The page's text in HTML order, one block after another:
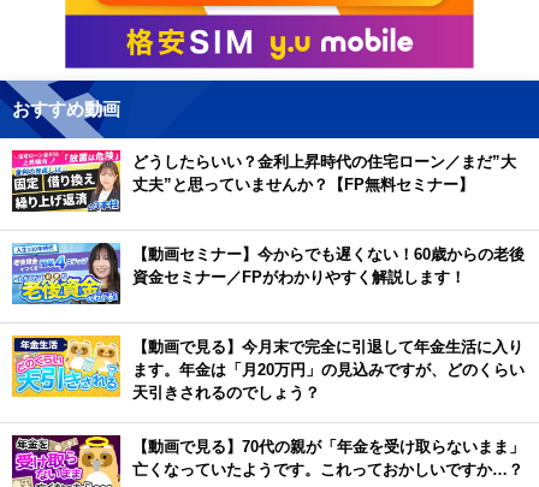
おすすめ動画
どうしたらいい？金利上昇時代の住宅ローン／まだ”大
丈夫”と思っていませんか？【FP無料セミナー】
【動画セミナー】今からでも遅くない！60歳からの老後
資金セミナー／FPがわかりやすく解説します！
【動画で見る】今月末で完全に引退して年金生活に入り
ます。年金は「月20万円」の見込みですが、どのくらい
天引きされるのでしょう？
【動画で見る】70代の親が「年金を受け取らないまま」
亡くなっていたようです。これっておかしいですか…？